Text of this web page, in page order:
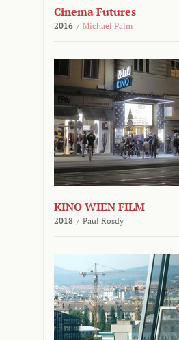
Cinema Futures
2016 / Michael Palm
KINO WIEN FILM
2018 / Paul Rosdy